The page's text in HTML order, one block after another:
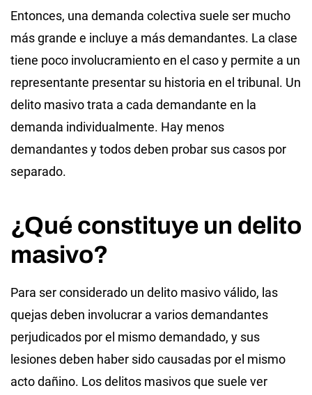
Entonces, una demanda colectiva suele ser mucho
más grande e incluye a más demandantes. La clase
tiene poco involucramiento en el caso y permite a un
representante presentar su historia en el tribunal. Un
delito masivo trata a cada demandante en la
demanda individualmente. Hay menos
demandantes y todos deben probar sus casos por
separado.
¿Qué constituye un delito
masivo?
Para ser considerado un delito masivo válido, las
quejas deben involucrar a varios demandantes
perjudicados por el mismo demandado, y sus
lesiones deben haber sido causadas por el mismo
acto dañino. Los delitos masivos que suele ver